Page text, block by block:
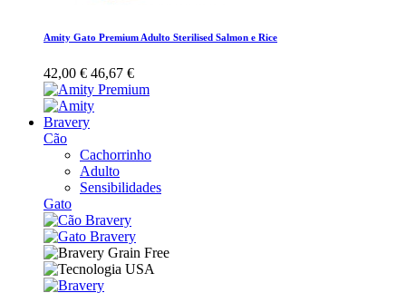
Amity Gato Premium Adulto Sterilised Salmon e Rice
42,00 € 46,67 €
Bravery
Cão
Cachorrinho
Adulto
Sensibilidades
Gato